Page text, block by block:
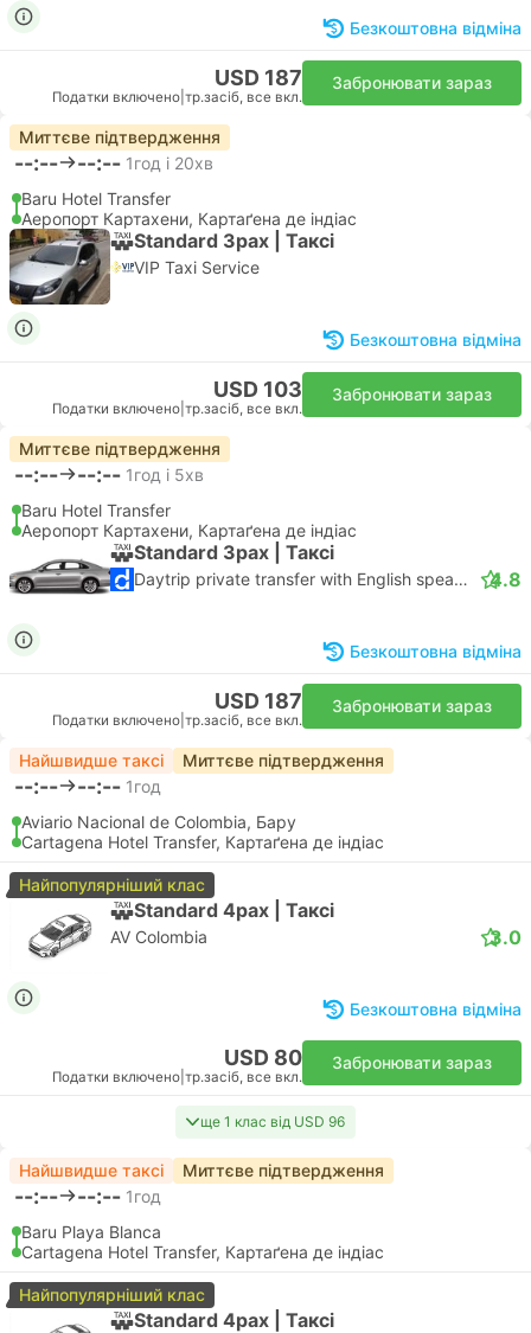
Безкоштовна відміна
USD 187
Податки включено тр.засіб, все вкл.
Забронювати зараз
Миттєве підтвердження
--:-- --:-- 1год і 20хв
Baru Hotel Transfer
Аеропорт Картахени, Картаґена де індіас
Standard 3pax | Таксі
VIP Taxi Service
Безкоштовна відміна
USD 103
Податки включено тр.засіб, все вкл.
Забронювати зараз
Миттєве підтвердження
--:-- --:-- 1год і 5хв
Baru Hotel Transfer
Аеропорт Картахени, Картаґена де індіас
Standard 3pax | Таксі
Daytrip private transfer with English speaking driver 4.8
Безкоштовна відміна
USD 187
Податки включено тр.засіб, все вкл.
Забронювати зараз
Найшвидше таксі Миттєве підтвердження
--:-- --:-- 1год
Aviario Nacional de Colombia, Бару
Cartagena Hotel Transfer, Картаґена де індіас
Найпопулярніший клас
Standard 4pax | Таксі
AV Colombia 3.0
Безкоштовна відміна
USD 80
Податки включено тр.засіб, все вкл.
Забронювати зараз
ще 1 клас від USD 96
Найшвидше таксі Миттєве підтвердження
--:-- --:-- 1год
Baru Playa Blanca
Cartagena Hotel Transfer, Картаґена де індіас
Найпопулярніший клас
Standard 4pax | Таксі